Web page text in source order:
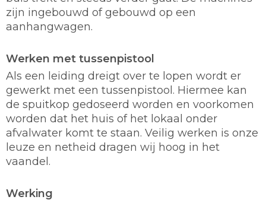
zijn ingebouwd of gebouwd op een
aanhangwagen.
Werken met tussenpistool
Als een leiding dreigt over te lopen wordt er
gewerkt met een tussenpistool. Hiermee kan
de spuitkop gedoseerd worden en voorkomen
worden dat het huis of het lokaal onder
afvalwater komt te staan. Veilig werken is onze
leuze en netheid dragen wij hoog in het
vaandel.
Werking